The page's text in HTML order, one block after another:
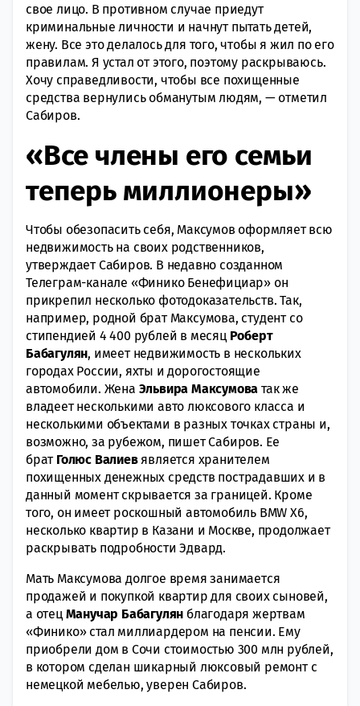
свое лицо. В противном случае приедут
криминальные личности и начнут пытать детей,
жену. Все это делалось для того, чтобы я жил по его
правилам. Я устал от этого, поэтому раскрываюсь.
Хочу справедливости, чтобы все похищенные
средства вернулись обманутым людям, — отметил
Сабиров.
«Все члены его семьи
теперь миллионеры»
Чтобы обезопасить себя, Максумов оформляет всю
недвижимость на своих родственников,
утверждает Сабиров. В недавно созданном
Телеграм-канале «Финико Бенефициар» он
прикрепил несколько фотодоказательств. Так,
например, родной брат Максумова, студент со
стипендией 4 400 рублей в месяц Роберт
Бабагулян, имеет недвижимость в нескольких
городах России, яхты и дорогостоящие
автомобили. Жена Эльвира Максумова так же
владеет несколькими авто люксового класса и
несколькими объектами в разных точках страны и,
возможно, за рубежом, пишет Сабиров. Ее
брат Голюс Валиевявляется хранителем
похищенных денежных средств пострадавших и в
данный момент скрывается за границей. Кроме
того, он имеет роскошный автомобиль BMW Х6,
несколько квартир в Казани и Москве, продолжает
раскрывать подробности Эдвард.
Мать Максумова долгое время занимается
продажей и покупкой квартир для своих сыновей,
а отецМанучар Бабагулян благодаря жертвам
«Финико» стал миллиардером на пенсии. Ему
приобрели дом в Сочи стоимостью 300 млн рублей,
в котором сделан шикарный люксовый ремонт с
немецкой мебелью, уверен Сабиров.